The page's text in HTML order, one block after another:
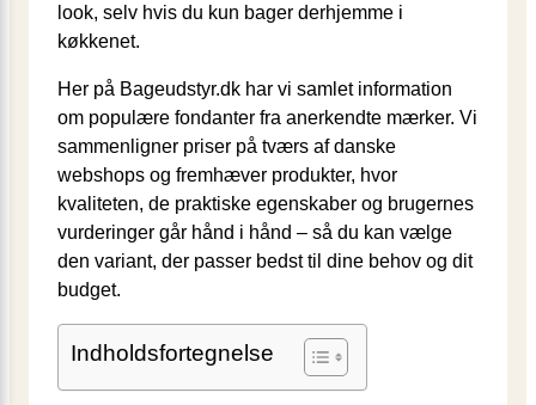
look, selv hvis du kun bager derhjemme i
køkkenet.
Her på Bageudstyr.dk har vi samlet information
om populære fondanter fra anerkendte mærker. Vi
sammenligner priser på tværs af danske
webshops og fremhæver produkter, hvor
kvaliteten, de praktiske egenskaber og brugernes
vurderinger går hånd i hånd – så du kan vælge
den variant, der passer bedst til dine behov og dit
budget.
Indholdsfortegnelse